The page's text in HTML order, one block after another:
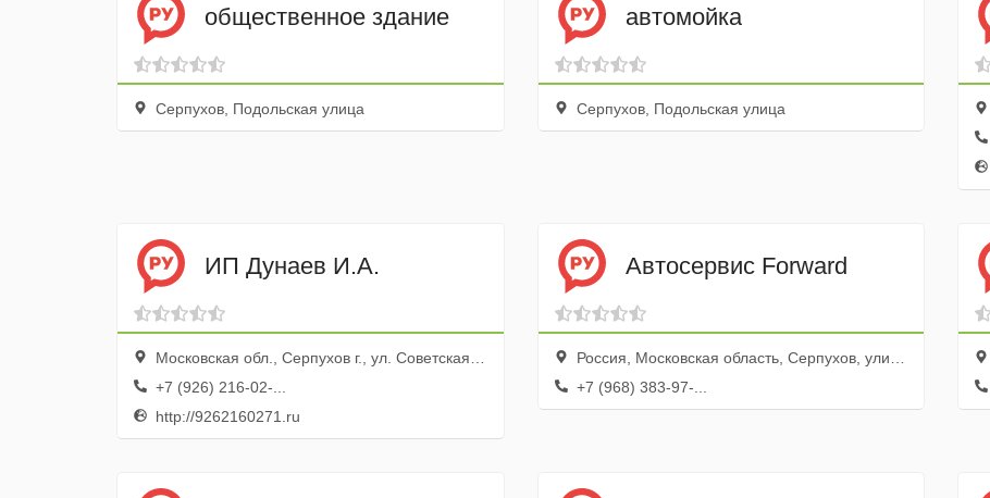
общественное здание
Серпухов, Подольская улица
автомойка
Серпухов, Подольская улица
ИП Дунаев И.А.
Московская обл., Серпухов г., ул. Советская, 37а
+7 (926) 216-02-...
http://9262160271.ru
Автосервис Forward
Россия, Московская область, Серпухов, улица Свердлова, 45
+7 (968) 383-97-...